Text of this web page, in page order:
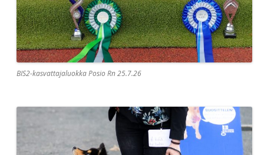
BIS2-kasvattajaluokka Posio Rn 25.7.26